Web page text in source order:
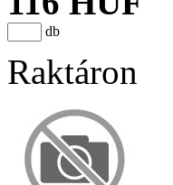
db
Raktáron